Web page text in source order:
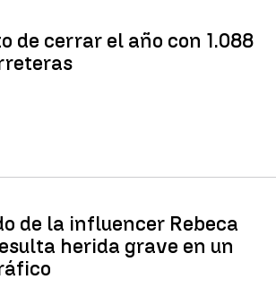
de cerrar el año con 1.088
de la influencer Rebeca
herida grave en un